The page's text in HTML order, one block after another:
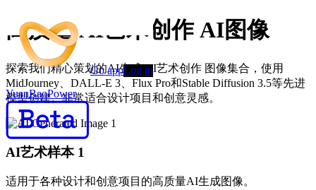
YuanBaoPower
Go appLog in
高质量 AI艺术创作 AI图像
探索我们精心策划的AI生成 AI艺术创作 图像集合，使用
MidJourney、DALL-E 3、Flux Pro和Stable Diffusion 3.5等先进
模型创建。非常适合设计项目和创意灵感。
AI艺术样本 1
适用于各种设计和创意项目的高质量AI生成图像。